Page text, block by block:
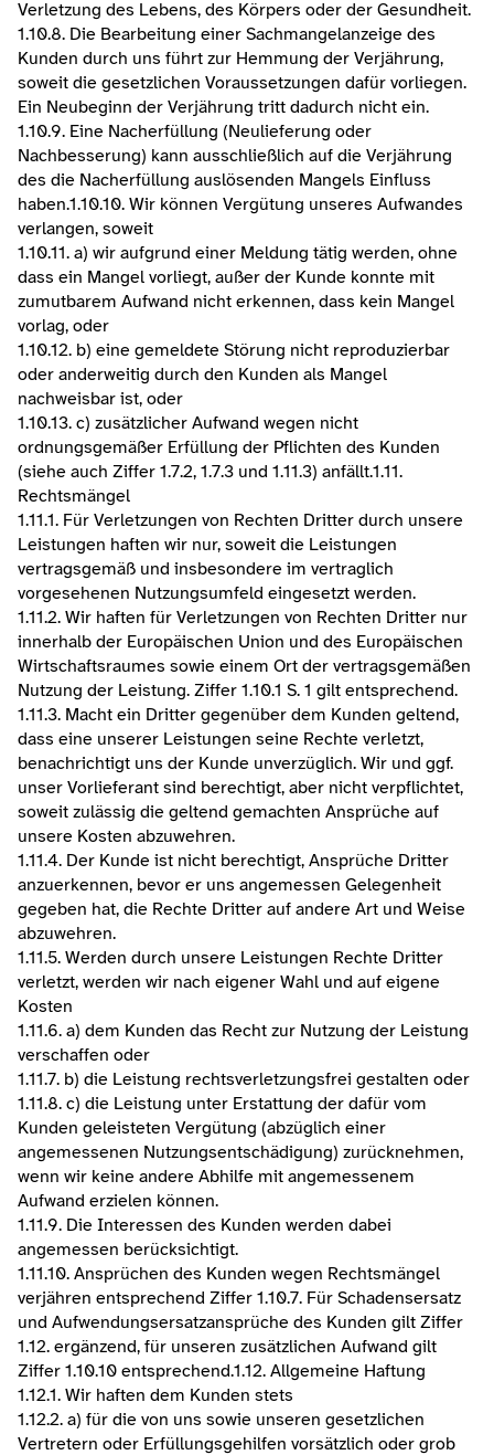
Verletzung des Lebens, des Körpers oder der Gesundheit.
1.10.8. Die Bearbeitung einer Sachmangelanzeige des
Kunden durch uns führt zur Hemmung der Verjährung,
soweit die gesetzlichen Voraussetzungen dafür vorliegen.
Ein Neubeginn der Verjährung tritt dadurch nicht ein.
1.10.9. Eine Nacherfüllung (Neulieferung oder
Nachbesserung) kann ausschließlich auf die Verjährung
des die Nacherfüllung auslösenden Mangels Einfluss
haben.1.10.10. Wir können Vergütung unseres Aufwandes
verlangen, soweit
1.10.11. a) wir aufgrund einer Meldung tätig werden, ohne
dass ein Mangel vorliegt, außer der Kunde konnte mit
zumutbarem Aufwand nicht erkennen, dass kein Mangel
vorlag, oder
1.10.12. b) eine gemeldete Störung nicht reproduzierbar
oder anderweitig durch den Kunden als Mangel
nachweisbar ist, oder
1.10.13. c) zusätzlicher Aufwand wegen nicht
ordnungsgemäßer Erfüllung der Pflichten des Kunden
(siehe auch Ziffer 1.7.2, 1.7.3 und 1.11.3) anfällt.​1.11.
Rechtsmängel
1.11.1. Für Verletzungen von Rechten Dritter durch unsere
Leistungen haften wir nur, soweit die Leistungen
vertragsgemäß und insbesondere im vertraglich
vorgesehenen Nutzungsumfeld eingesetzt werden.
1.11.2. Wir haften für Verletzungen von Rechten Dritter nur
innerhalb der Europäischen Union und des Europäischen
Wirtschaftsraumes sowie einem Ort der vertragsgemäßen
Nutzung der Leistung. Ziffer 1.10.1 S. 1 gilt entsprechend.
1.11.3. Macht ein Dritter gegenüber dem Kunden geltend,
dass eine unserer Leistungen seine Rechte verletzt,
benachrichtigt uns der Kunde unverzüglich. Wir und ggf.
unser Vorlieferant sind berechtigt, aber nicht verpflichtet,
soweit zulässig die geltend gemachten Ansprüche auf
unsere Kosten abzuwehren.
1.11.4. Der Kunde ist nicht berechtigt, Ansprüche Dritter
anzuerkennen, bevor er uns angemessen Gelegenheit
gegeben hat, die Rechte Dritter auf andere Art und Weise
abzuwehren.
1.11.5. Werden durch unsere Leistungen Rechte Dritter
verletzt, werden wir nach eigener Wahl und auf eigene
Kosten
1.11.6. a) dem Kunden das Recht zur Nutzung der Leistung
verschaffen oder
1.11.7. b) die Leistung rechtsverletzungsfrei gestalten oder
1.11.8. c) die Leistung unter Erstattung der dafür vom
Kunden geleisteten Vergütung (abzüglich einer
angemessenen Nutzungsentschädigung) zurücknehmen,
wenn wir keine andere Abhilfe mit angemessenem
Aufwand erzielen können.
1.11.9. Die Interessen des Kunden werden dabei
angemessen berücksichtigt.
1.11.10. Ansprüchen des Kunden wegen Rechtsmängel
verjähren entsprechend Ziffer 1.10.7. Für Schadensersatz
und Aufwendungsersatzansprüche des Kunden gilt Ziffer
1.12. ergänzend, für unseren zusätzlichen Aufwand gilt
Ziffer 1.10.10 entsprechend.​1.12. Allgemeine Haftung
1.12.1. Wir haften dem Kunden stets
1.12.2. a) für die von uns sowie unseren gesetzlichen
Vertretern oder Erfüllungsgehilfen vorsätzlich oder grob